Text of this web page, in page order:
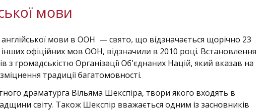
мови
мови в ООН — свято, що відзначається щорічно 23
офіційних мов ООН, відзначили в 2010 році. Встановлення
з громадськістю Організації Об'єднаних Націй, який вказав на
традиції багатомовності.
драматурга Вільяма Шекспіра, твори якого входять в
світу. Також Шекспір вважається одним із засновників